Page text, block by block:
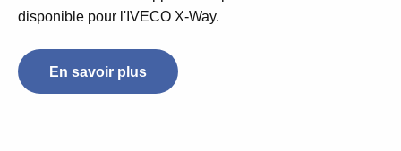
disponible pour l'IVECO X-Way.
En savoir plus